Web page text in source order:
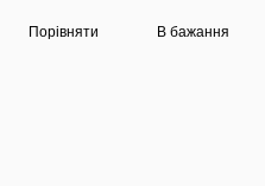
Порівняти В бажання